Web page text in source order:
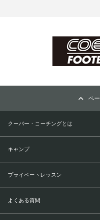
ペ
クーバー・コーチングとは
キャンプ
プライベートレッスン
よくある質問